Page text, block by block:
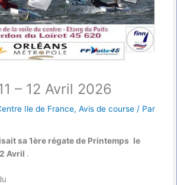
– 12 Avril 2026
Ile de France,Avis de course / Par
sa 1ère régate de Printemps le
Avril .